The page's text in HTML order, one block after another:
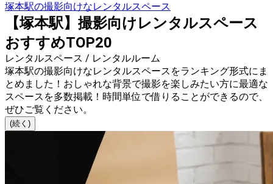
塚本駅の撮影向けなレンタルスペース
【塚本駅】撮影向けレンタルスペース
おすすめTOP20
レンタルスペース / レンタルルーム
塚本駅の撮影向けなレンタルスペースをランキング形式にま
とめました！おしゃれな背景で撮影を楽しみたい方に最適な
スペースを多数掲載！時間単位で借りることができるので、
ぜひご覧ください。
(続く)